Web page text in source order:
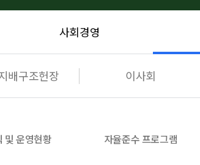
사회경영
배구조헌장 이사회
및 운영현황 자율준수 프로그램